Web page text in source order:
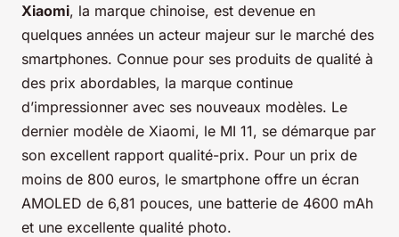
Xiaomi, la marque chinoise, est devenue en
quelques années un acteur majeur sur le marché des
smartphones. Connue pour ses produits de qualité à
des prix abordables, la marque continue
d’impressionner avec ses nouveaux modèles. Le
dernier modèle de Xiaomi, le MI 11, se démarque par
son excellent rapport qualité-prix. Pour un prix de
moins de 800 euros, le smartphone offre un écran
AMOLED de 6,81 pouces, une batterie de 4600 mAh
et une excellente qualité photo.